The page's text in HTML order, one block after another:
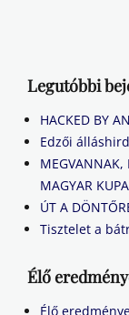
Legutóbbi
HACKED BY
Edzői
MEGVANNAK,
MAGYAR
ÚT A
Tisztelet a
Élő
Élő